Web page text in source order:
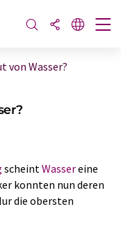
von Wasser?
scheintWassereine
konnten nun deren
die obersten